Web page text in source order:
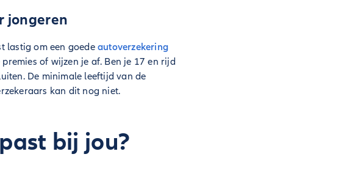
jongeren
lastig om een goede autoverzekering
of wijzen je af. Ben je 17 en rijd
De minimale leeftijd van de
kan dit nog niet.
bij jou?